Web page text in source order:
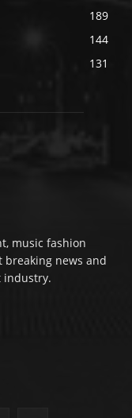
189
144
131
music fashion
breaking news and
industry.